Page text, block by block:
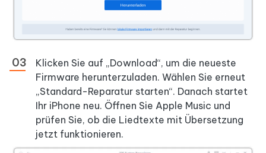
Klicken Sie auf „Download“, um die neueste
Firmware herunterzuladen. Wählen Sie erneut
„Standard-Reparatur starten“. Danach startet
Ihr iPhone neu. Öffnen Sie Apple Music und
prüfen Sie, ob die Liedtexte mit Übersetzung
jetzt funktionieren.